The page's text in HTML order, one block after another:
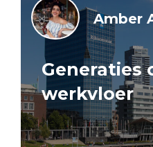
Amber
Generaties
werkvloer